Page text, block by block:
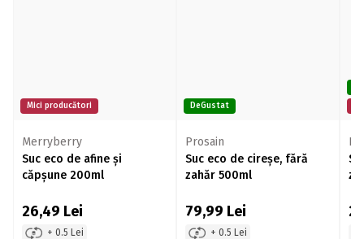
Mici producători
Merryberry
Suc eco de afine și
căpșune 200ml
26,49 Lei
+ 0.5 Lei
DeGustat
Prosain
Suc eco de cireșe, fără
zahăr 500ml
79,99 Lei
+ 0.5 Lei